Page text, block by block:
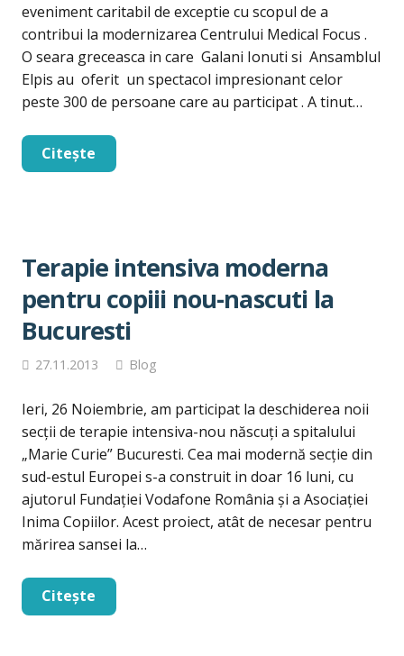
eveniment caritabil de exceptie cu scopul de a
contribui la modernizarea Centrului Medical Focus .
O seara greceasca in care Galani Ionuti si Ansamblul
Elpis au oferit un spectacol impresionant celor
peste 300 de persoane care au participat . A tinut…
Citește
Terapie intensiva moderna
pentru copiii nou-nascuti la
Bucuresti
27.11.2013 Blog
Ieri, 26 Noiembrie, am participat la deschiderea noii
secții de terapie intensiva-nou născuți a spitalului
„Marie Curie” Bucuresti. Cea mai modernă secţie din
sud-estul Europei s-a construit in doar 16 luni, cu
ajutorul Fundaţiei Vodafone România şi a Asociaţiei
Inima Copiilor. Acest proiect, atât de necesar pentru
mărirea sansei la…
Citește